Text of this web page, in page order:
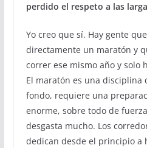
perdido el respeto a las
Yo creo que sí. Hay gente
directamente un maratón y
correr ese mismo año y solo
El maratón es una disciplina
fondo, requiere una
enorme, sobre todo de
desgasta mucho. Los
dedican desde el principio a